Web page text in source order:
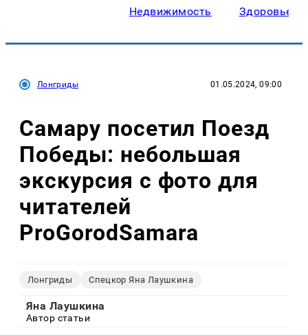
Недвижимость Здоровье
Лонгриды 01.05.2024, 09:00
Самару посетил Поезд
Победы: небольшая
экскурсия с фото для
читателей
ProGorodSamara
Лонгриды Спецкор Яна Лаушкина
Яна Лаушкина
Автор статьи